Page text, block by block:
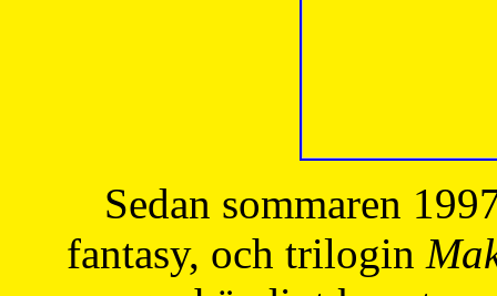
Sedan sommaren
fantasy, och trilogin